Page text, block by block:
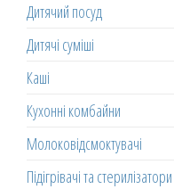
Дитячий посуд
Дитячі суміші
Каші
Кухонні комбайни
Молоковідсмоктувачі
Підігрівачі та стерилізатори